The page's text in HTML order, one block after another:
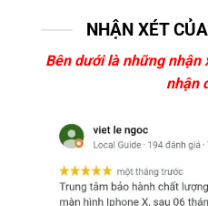
NHẬN XÉT
Bên dưới là những nhận
nhận